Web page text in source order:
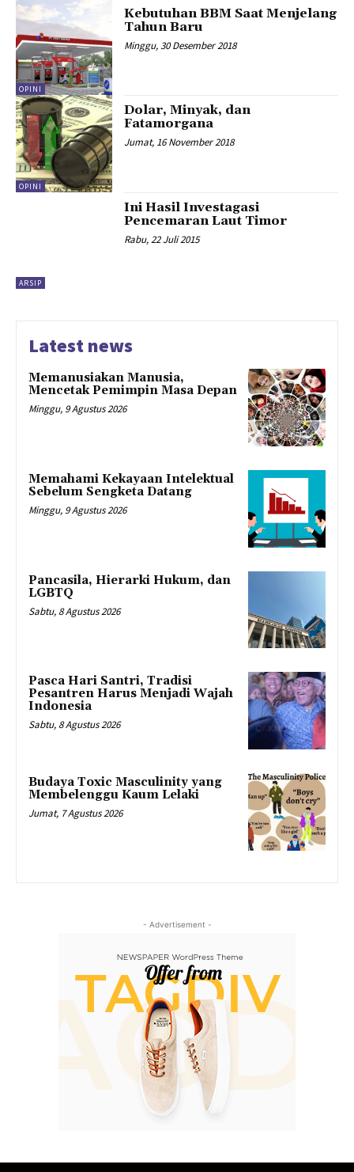
OPINI
Kebutuhan BBM Saat Menjelang
Tahun Baru
Minggu, 30 Desember 2018
OPINI
Dolar, Minyak, dan
Fatamorgana
Jumat, 16 November 2018
ARSIP
Ini Hasil Investagasi
Pencemaran Laut Timor
Rabu, 22 Juli 2015
Latest news
Memanusiakan Manusia,
Mencetak Pemimpin Masa Depan
Minggu, 9 Agustus 2026
Memahami Kekayaan Intelektual
Sebelum Sengketa Datang
Minggu, 9 Agustus 2026
Pancasila, Hierarki Hukum, dan
LGBTQ
Sabtu, 8 Agustus 2026
Pasca Hari Santri, Tradisi
Pesantren Harus Menjadi Wajah
Indonesia
Sabtu, 8 Agustus 2026
Budaya Toxic Masculinity yang
Membelenggu Kaum Lelaki
Jumat, 7 Agustus 2026
- Advertisement -